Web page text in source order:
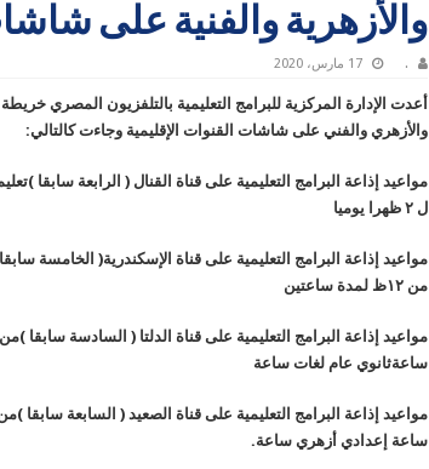
والأزهرية والفنية على
. 17 مارس، 2020
أعدت الإدارة المركزية للبرامج التعليمية بالتلفزيون المصري
والأزهري والفني على شاشات القنوات الإقليمية وجاءت كالتالي:
ل ٢ ظهرا يوميا
مواعيد إذاعة البرامج التعليمية على قناة الإسكندرية( الخامسة
من ١٢ظ لمدة ساعتين
ساعةثانوي عام لغات ساعة
ساعة إعدادي أزهري ساعة.